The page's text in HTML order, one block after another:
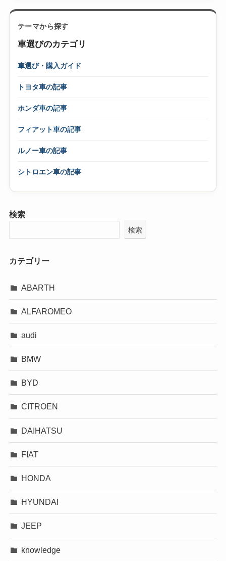
テーマから探す
車選びのカテゴリ
車選び・購入ガイド
トヨタ車の記事
ホンダ車の記事
フィアット車の記事
ルノー車の記事
シトロエン車の記事
検索
検索
カテゴリー
ABARTH
ALFAROMEO
audi
BMW
BYD
CITROEN
DAIHATSU
FIAT
HONDA
HYUNDAI
JEEP
knowledge